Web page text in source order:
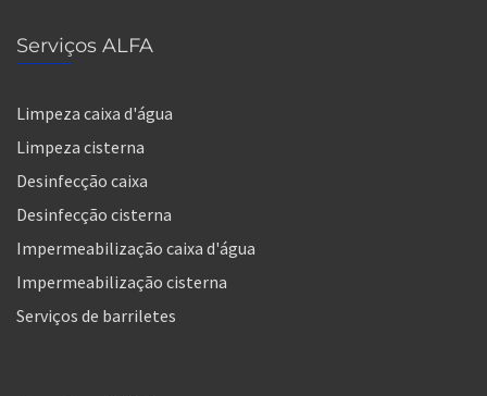
Serviços ALFA
Limpeza caixa d'água
Limpeza cisterna
Desinfecção caixa
Desinfecção cisterna
Impermeabilização caixa d'água
Impermeabilização cisterna
Serviços de barriletes